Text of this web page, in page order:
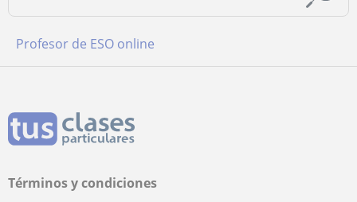
Profesor de ESO online
Términos y condiciones